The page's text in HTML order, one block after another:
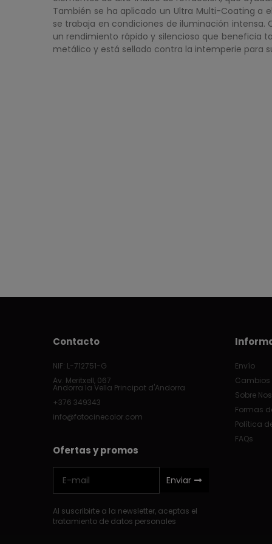
También se ha aplicado un Ultra Multi-Coating
se trabaja en condiciones de iluminación
un rendimiento rápido y silencioso que beneficia
metálico y está sellado contra la intemperie para
Contacto
NIF: L-712751-G
Av. Meritxell, 067
Andorra la Vella Principat d'Andorra
+376 349343
info@fotocinecolor.com
Ofertas y promos
Enviar
Al suscribirte a la newsletter, aceptas el
tratamiento de datos personales
Envío
Cambios
Sobre
Formas
Política
FAQs